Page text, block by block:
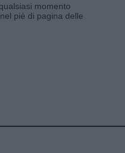
momento
piè di pagina delle